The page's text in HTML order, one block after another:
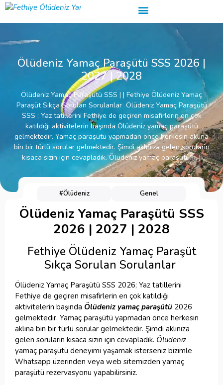
Ölüdeniz Yamaç Paraşütü SSS 2026 |
2027 | 2028
Ölüdeniz Yamaç Paraşütü SSS | | Fethiye Ölüdeniz Yamaç
Paraşüt Sıkça Sorulan Sorulanlar Ölüdeniz Yamaç Paraşütü
SSS ; Yaz tatillerini Fethiye de geçiren misafirlerin en çok
katıldığı aktivitelerin başında Ölüdeniz yamaç paraşütü
gelmektedir. Yamaç paraşütü yapmadan önce herkesin aklına
bin bir türlü sorular gelmektedir. Şimdi aklınıza gelen soruların
kısaca sizin için cevapladık. Ölüdeniz yamaç paraşütü […]
#Ölüdeniz Genel
Ölüdeniz Yamaç Paraşütü SSS
2026 | 2027 | 2028
Fethiye Ölüdeniz Yamaç Paraşüt
Sıkça Sorulan Sorulanlar
Ölüdeniz Yamaç Paraşütü SSS 2026; Yaz tatillerini
Fethiye de geçiren misafirlerin en çok katıldığı
aktivitelerin başında Ölüdeniz yamaç paraşütü 2026
gelmektedir. Yamaç paraşütü yapmadan önce herkesin
aklına bin bir türlü sorular gelmektedir. Şimdi aklınıza
gelen soruların kısaca sizin için cevapladık. Ölüdeniz
yamaç paraşütü deneyimi yaşamak isterseniz bizimle
Whatsapp üzerinden veya web sitemizden yamaç
paraşütü rezervasyonu yapabilirsiniz.